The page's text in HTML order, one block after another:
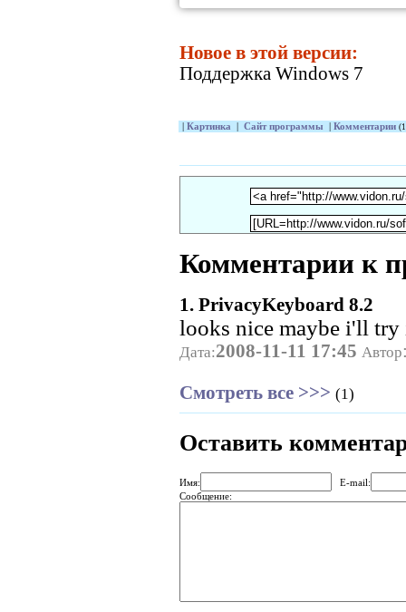
Новое в этой версии:
Поддержка Windows 7
Картинка Сайт программы Комментарии
Комментарии к
1. PrivacyKeyboard 8.2
looks nice maybe i'll try
Дата:2008-11-11 17:45 Автор
Смотреть все >>> (1)
Оставить
Имя:
E-mail:
Сообщение: